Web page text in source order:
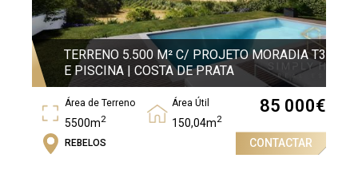
TERRENO 5.500 M² C/ PROJETO MORADIA T3
E PISCINA | COSTA DE PRATA
Área de Terreno
5500m2
Área Útil
150,04m2
Área Bruta
85 000€
REBELOS CONTACTAR